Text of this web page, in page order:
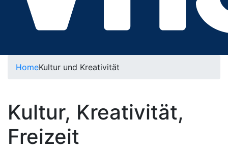
HomeKultur und Kreativität
Kultur, Kreativität,
Freizeit